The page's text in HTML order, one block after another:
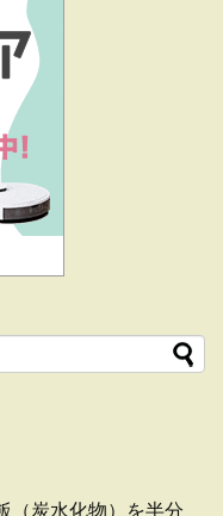
（炭水化物）を半分